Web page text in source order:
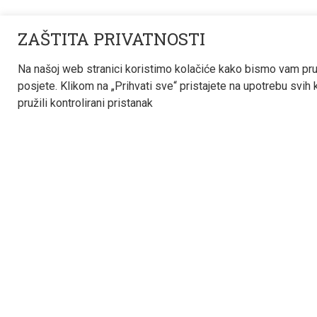
Partnerstvo Karijera
ZAŠTITA PRIVATNOSTI
Na našoj web stranici koristimo kolačiće kako bismo vam
posjete. Klikom na „Prihvati sve“ pristajete na upotrebu
pružili kontrolirani pristanak